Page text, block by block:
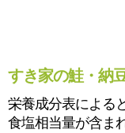
すき家の鮭・納
栄養成分表による
食塩相当量が含ま